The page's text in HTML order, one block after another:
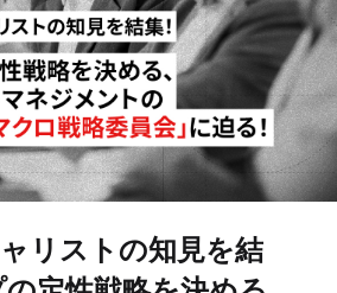
リストの知見を結